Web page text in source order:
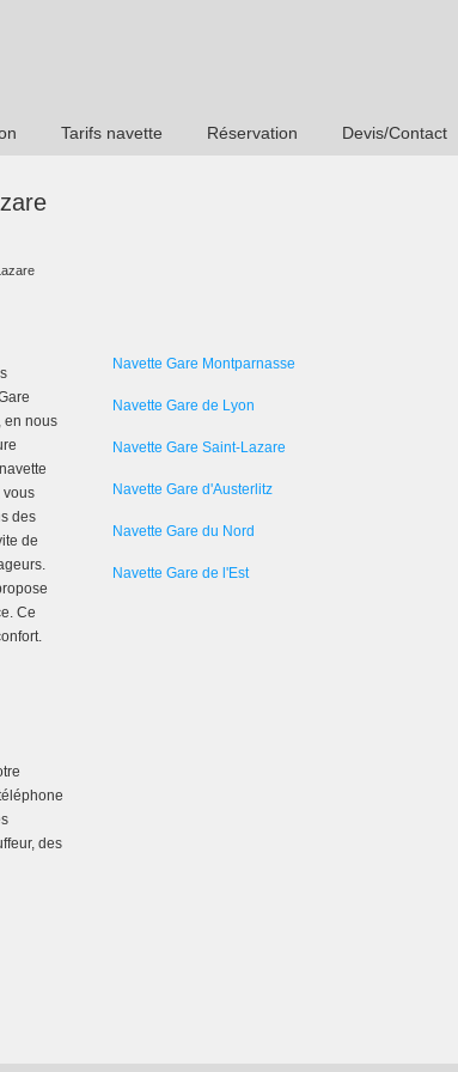
Tarifs navette Réservation Devis/Contact
en nous
vous
des
de
Ce
des
Navette Gare Montparnasse
Navette Gare de Lyon
Navette Gare Saint-Lazare
Navette Gare d'Austerlitz
Navette Gare du Nord
Navette Gare de l'Est